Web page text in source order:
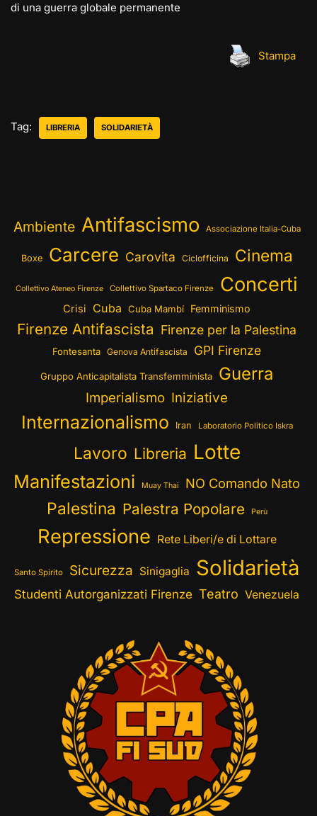
di una guerra globale permanente
Stampa
Tag: LIBRERIA SOLIDARIETÀ
Ambiente Antifascismo Associazione Italia-Cuba
Boxe Carcere Carovita Ciclofficina Cinema
Collettivo Ateneo Firenze Collettivo Spartaco Firenze Concerti
Crisi Cuba Cuba Mambí Femminismo
Firenze Antifascista Firenze per la Palestina
Fontesanta Genova Antifascista GPI Firenze
Gruppo Anticapitalista Transfemminista Guerra
Imperialismo Iniziative
Internazionalismo Iran Laboratorio Politico Iskra
Lavoro Libreria Lotte
Manifestazioni Muay Thai NO Comando Nato
Palestina Palestra Popolare Perù
Repressione Rete Liberi/e di Lottare
Santo Spirito Sicurezza Sinigaglia Solidarietà
Studenti Autorganizzati Firenze Teatro Venezuela